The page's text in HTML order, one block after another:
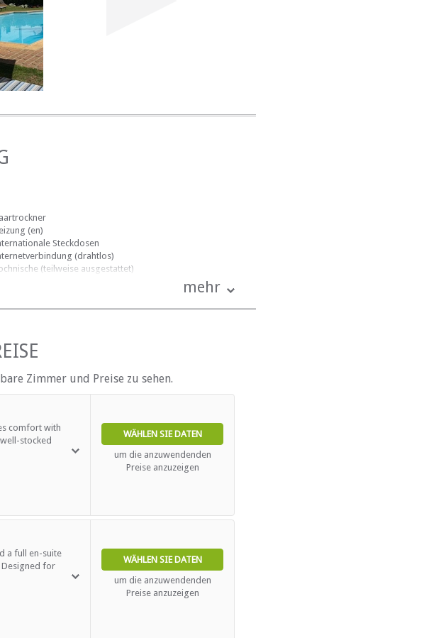
(en)
Steckdosen
(drahtlos)
(teilweise ausgestattet)
für Wertsachen
(mit Satellit)
(abseits der Straße)
(Geschäftszeiten)
ausgestattet
(drahtlos)
mehr
Zimmer und Preise zu sehen.
comfort with
stocked
Wi-Fi.
use of a
throughout
WÄHLEN SIE DATEN
um die anzuwendenden
Preise anzuzeigen
a full en-suite
for
satellite
tea and coffee-
garden and
WÄHLEN SIE DATEN
um die anzuwendenden
Preise anzuzeigen